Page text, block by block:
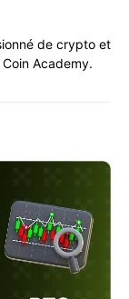
de crypto et
Academy.